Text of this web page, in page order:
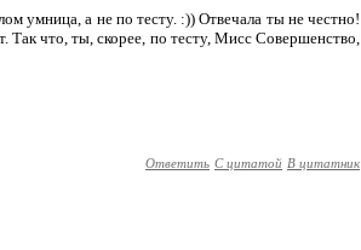
умница, а не по тесту. :)) Отвечала ты не честно!
Так что, ты, скорее, по тесту, Мисс Совершенство,
Ответить С цитатой В цитатник